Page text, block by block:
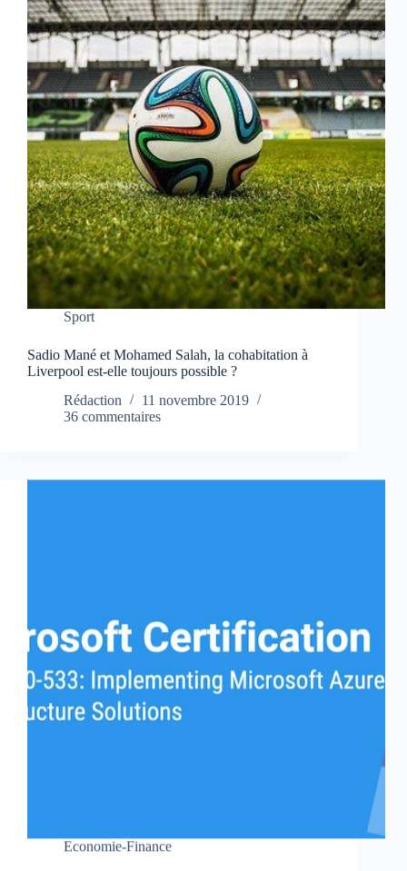
Sport
Sadio Mané et Mohamed Salah, la cohabitation à
Liverpool est-elle toujours possible ?
Rédaction
11 novembre 2019
36 commentaires
Economie-Finance